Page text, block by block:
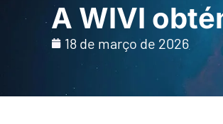
A WIVI
18 de março de 2026